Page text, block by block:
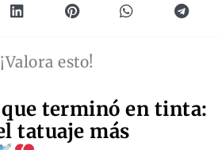
¡Valora esto!
terminó en tinta:
tatuaje más